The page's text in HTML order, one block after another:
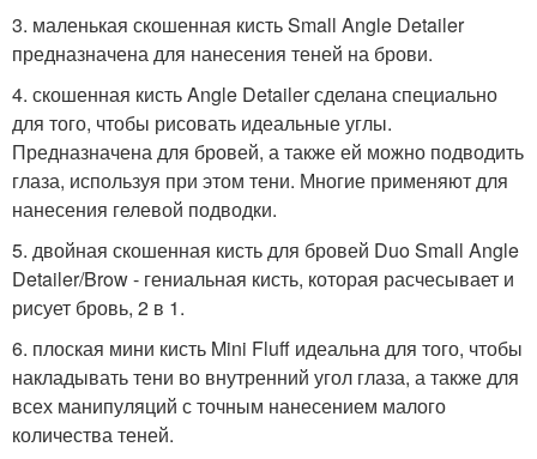
3. маленькая скошенная кисть Small Angle Detailer
предназначена для нанесения теней на брови.
4. скошенная кисть Angle Detailer сделана специально
для того, чтобы рисовать идеальные углы.
Предназначена для бровей, а также ей можно подводить
глаза, используя при этом тени. Многие применяют для
нанесения гелевой подводки.
5. двойная скошенная кисть для бровей Duo Small Angle
Detailer/Brow - гениальная кисть, которая расчесывает и
рисует бровь, 2 в 1.
6. плоская мини кисть Mini Fluff идеальна для того, чтобы
накладывать тени во внутренний угол глаза, а также для
всех манипуляций с точным нанесением малого
количества теней.